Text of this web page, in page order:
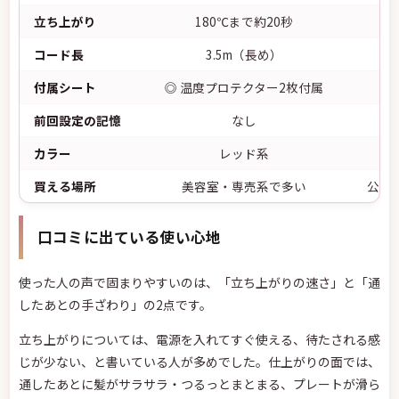
立ち上がり
180℃まで約20秒
コード長
3.5m（長め）
付属シート
◎ 温度プロテクター2枚付属
前回設定の記憶
なし
カラー
レッド系
買える場所
美容室・専売系で多い 公式
口コミに出ている使い心地
使った人の声で固まりやすいのは、「立ち上がりの速さ」と「通
したあとの手ざわり」の2点です。
立ち上がりについては、電源を入れてすぐ使える、待たされる感
じが少ない、と書いている人が多めでした。仕上がりの面では、
通したあとに髪がサラサラ・つるっとまとまる、プレートが滑ら